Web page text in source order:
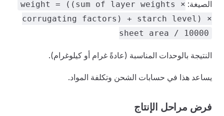
الصيغة: weight = ((sum of layer weights ×
corrugating factors) + starch level) ×
sheet area / 10000
النتيجة بالوحدات المناسبة (عادةً غرام أو كيلوغرام).
يساعد هذا في حسابات الشحن وتكلفة المواد.
فرض مراحل الإنتاج